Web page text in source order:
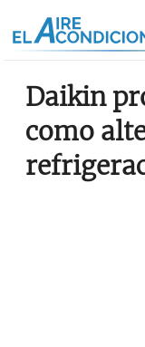
Daikin
como